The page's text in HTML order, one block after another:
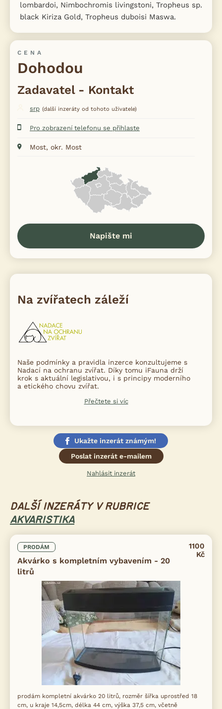
lombardoi, Nimbochromis livingstoni, Tropheus sp.
black Kiriza Gold, Tropheus duboisi Maswa.
CENA
Dohodou
Zadavatel - Kontakt
srp (další inzeráty od tohoto uživatele)
Pro zobrazení telefonu se přihlaste
Most, okr. Most
Napište mi
Na zvířatech záleží
Naše podmínky a pravidla inzerce konzultujeme s
Nadací na ochranu zvířat. Díky tomu iFauna drží
krok s aktuální legislativou, i s principy moderního
a etického chovu zvířat.
Přečtete si víc
Ukažte inzerát známým!
Poslat inzerát e-mailem
Nahlásit inzerát
DALŠÍ INZERÁTY V RUBRICE
AKVARISTIKA
PRODÁM
Akvárko s kompletním vybavením - 20
litrů
1100
Kč
prodám kompletní akvárko 20 litrů, rozměr šířka uprostřed 18
cm, u kraje 14,5cm, délka 44 cm, výška 37,5 cm, včetně